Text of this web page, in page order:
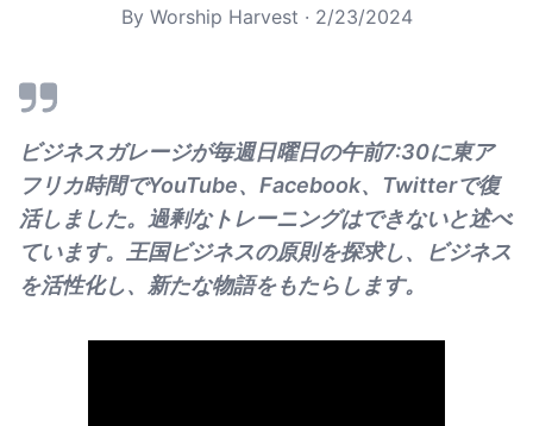
By Worship Harvest · 2/23/2024
ビジネスガレージが毎週日曜日の午前7:30に東ア
フリカ時間でYouTube、Facebook、Twitterで復
活しました。過剰なトレーニングはできないと述べ
ています。王国ビジネスの原則を探求し、ビジネス
を活性化し、新たな物語をもたらします。